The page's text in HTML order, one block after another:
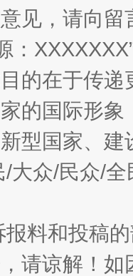
见，请向
：
的在于传
的国际形
型国家、
大众/民众/
料和投稿
请谅解！